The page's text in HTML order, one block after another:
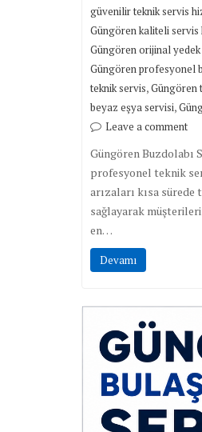
güvenilir teknik servis
Güngören kaliteli servis
Güngören orijinal
Güngören profesyonel
teknik servis,Güngören
beyaz eşya servisi,
Leave a comment
Güngören Buzdolabı
profesyonel teknik
arızaları kısa
sağlayarak
en…
Devamı